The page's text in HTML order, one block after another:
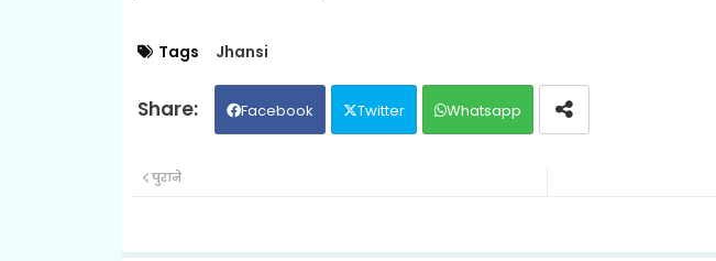
Tags Jhansi
Facebook Twitter Whatsapp
पुराने